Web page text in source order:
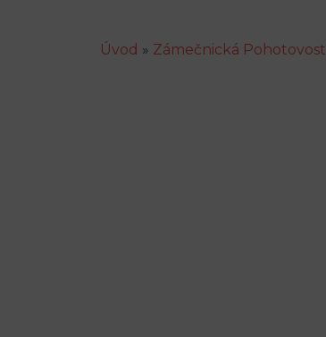
Úvod » Zámečnická Pohotovost